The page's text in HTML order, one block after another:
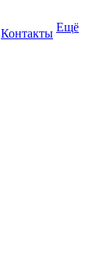
Контакты Ещё